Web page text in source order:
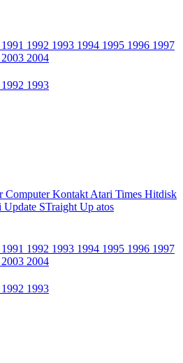
1991 1992 1993 1994 1995 1996 1997
2003 2004
1992 1993
Computer Kontakt Atari Times Hitdisk
Update STraight Up atos
1991 1992 1993 1994 1995 1996 1997
2003 2004
1992 1993